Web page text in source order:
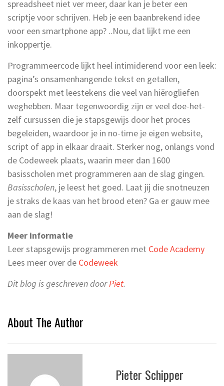
spreadsheet niet ver meer, daar kan je beter een
scriptje voor schrijven. Heb je een baanbrekend idee
voor een smartphone app? ..Nou, dat lijkt me een
inkoppertje.
Programmeercode lijkt heel intimiderend voor een leek:
pagina’s onsamenhangende tekst en getallen,
doorspekt met leestekens die veel van hiërogliefen
weghebben. Maar tegenwoordig zijn er veel doe-het-
zelf cursussen die je stapsgewijs door het proces
begeleiden, waardoor je in no-time je eigen website,
script of app in elkaar draait. Sterker nog, onlangs vond
de Codeweek plaats, waarin meer dan 1600
basisscholen met programmeren aan de slag gingen.
Basisscholen, je leest het goed. Laat jij die snotneuzen
je straks de kaas van het brood eten? Ga er gauw mee
aan de slag!
Meer informatie
Leer stapsgewijs programmeren met Code Academy
Lees meer over de Codeweek
Dit blog is geschreven doorPiet.
About The Author
Pieter Schipper